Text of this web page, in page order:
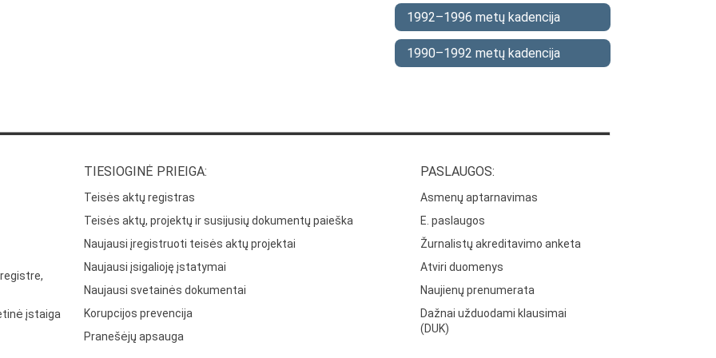
1992–1996 metų kadencija
1990–1992 metų kadencija
įstaiga
TIESIOGINĖ PRIEIGA:
Teisės aktų registras
Teisės aktų, projektų ir susijusių dokumentų paieška
Naujausi įregistruoti teisės aktų projektai
Naujausi įsigalioję įstatymai
Naujausi svetainės dokumentai
Korupcijos prevencija
Pranešėjų apsauga
PASLAUGOS:
Asmenų aptarnavimas
E. paslaugos
Žurnalistų akreditavimo anketa
Atviri duomenys
Naujienų prenumerata
Dažnai užduodami klausimai
(DUK)